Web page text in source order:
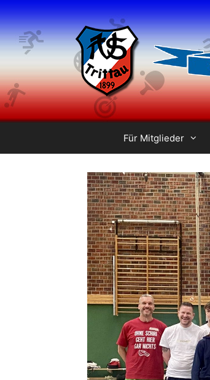
Zum
Inhalt
springen
Für Mitglieder